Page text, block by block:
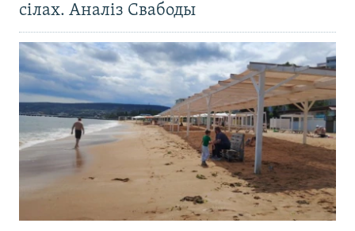
сілах. Аналіз Свабоды